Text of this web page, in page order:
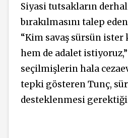
Siyasi tutsakların
bırakılmasını talep
“Kim savaş sürsün ister
hem de adalet
seçilmişlerin hala
tepki gösteren Tunç,
desteklenmesi